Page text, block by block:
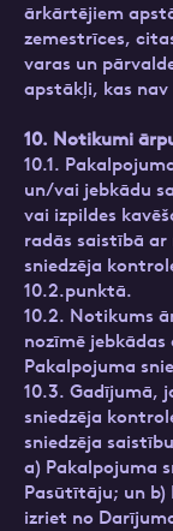
ārkārtējiem
zemestrīces,
varas un
apstākļi, kas
10. Notikumi
10.1.
un/vai jebkādu
vai izpildes
radās saistībā
sniedzēja
10.2.punktā.
10.2. Notikums
nozīmē
Pakalpojuma
10.3. Gadījumā,
sniedzēja
sniedzēja
a) Pakalpojuma
Pasūtītāju; un b)
izriet no